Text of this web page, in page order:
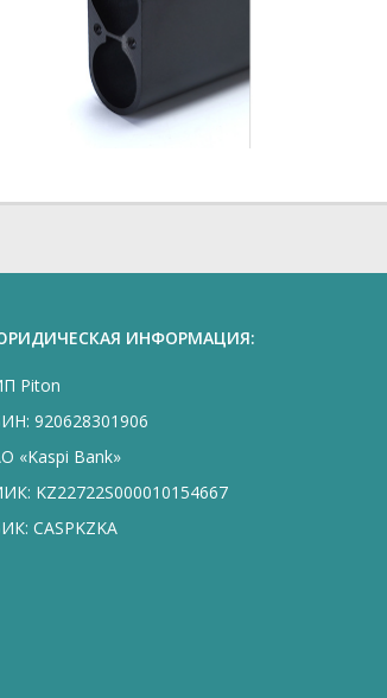
ИНФОРМАЦИЯ:
Piton
920628301906
«Kaspi Bank»
KZ22722S000010154667
CASPKZKA